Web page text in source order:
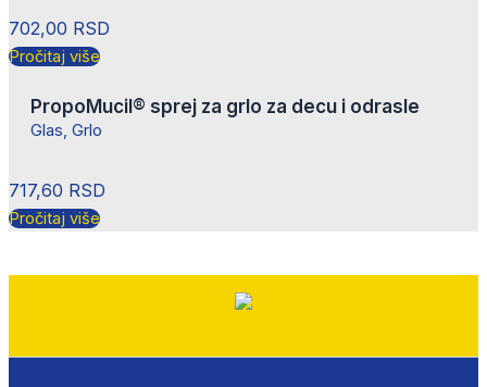
702,00 RSD
Pročitaj više
PropoMucil® sprej za grlo za decu i odrasle
Glas, Grlo
717,60 RSD
Pročitaj više